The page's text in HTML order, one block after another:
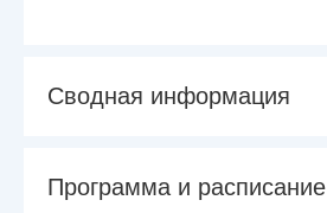
Сводная информация
Программа и расписание